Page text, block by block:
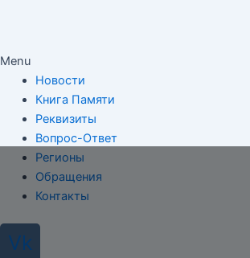
Menu
Новости
Книга Памяти
Реквизиты
Вопрос-Ответ
Регионы
Обращения
Контакты
Vk